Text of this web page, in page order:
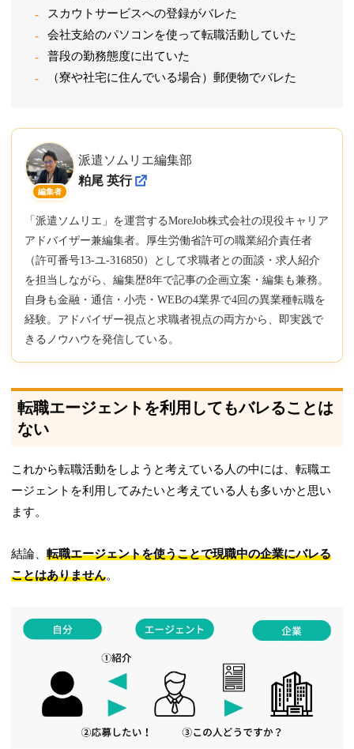
スカウトサービスへの登録がバレた
会社支給のパソコンを使って転職活動していた
普段の勤務態度に出ていた
（寮や社宅に住んでいる場合）郵便物でバレた
編集者
派遣ソムリエ編集部
粕尾 英行
「派遣ソムリエ」を運営するMoreJob株式会社の現役キャリア
アドバイザー兼編集者。厚生労働省許可の職業紹介責任者
（許可番号13-ユ-316850）として求職者との面談・求人紹介
を担当しながら、編集歴8年で記事の企画立案・編集も兼務。
自身も金融・通信・小売・WEBの4業界で4回の異業種転職を
経験。アドバイザー視点と求職者視点の両方から、即実践で
きるノウハウを発信している。
転職エージェントを利用してもバレることは
ない
これから転職活動をしようと考えている人の中には、転職エ
ージェントを利用してみたいと考えている人も多いかと思い
ます。
結論、転職エージェントを使うことで現職中の企業にバレる
ことはありません。